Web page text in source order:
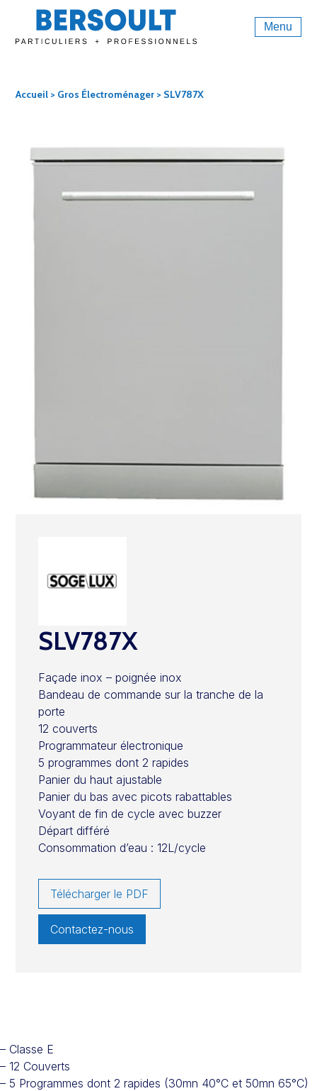
Menu
Accueil > Gros Électroménager > SLV787X
SLV787X
Façade inox – poignée inox
Bandeau de commande sur la tranche de la
porte
12 couverts
Programmateur électronique
5 programmes dont 2 rapides
Panier du haut ajustable
Panier du bas avec picots rabattables
Voyant de fin de cycle avec buzzer
Départ différé
Consommation d’eau : 12L/cycle
Télécharger le PDF
Contactez-nous
– Classe E
– 12 Couverts
– 5 Programmes dont 2 rapides (30mn 40°C et 50mn 65°C)